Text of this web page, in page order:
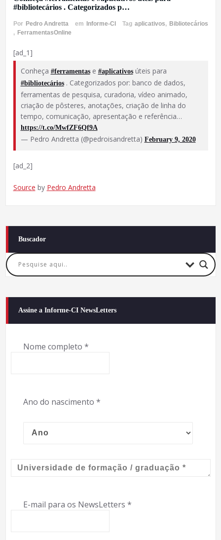
#bibliotecários . Categorizados p…
Por Pedro Andretta em Informe-CI Tag aplicativos, Bibliotecários
, FerramentasOnline
[ad_1]
Conheça #ferramentase #aplicativosúteis para
#bibliotecários. Categorizados por: banco de dados,
ferramentas de pesquisa, curadoria, vídeo animado,
criação de pôsteres, anotações, criação de linha do
tempo, comunicação, apresentação e referência…
https://t.co/MwfZF6Qf9A
— Pedro Andretta (@pedroisandretta) February 9, 2020
[ad_2]
Source by Pedro Andretta
Buscador
Assine a Informe-CI NewsLetters
Nome completo *
Ano do nascimento *
E-mail para os NewsLetters *